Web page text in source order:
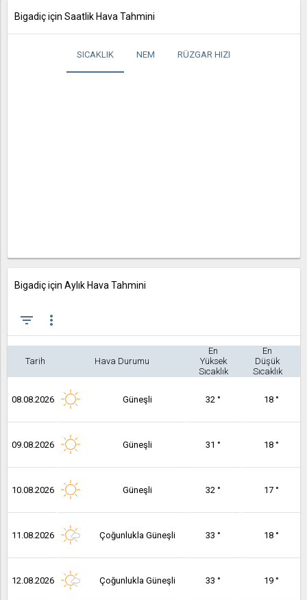
Bigadiç için Saatlik Hava Tahmini
SICAKLIK NEM RÜZGAR HIZI
Bigadiç için Aylık Hava Tahmini
filter_list more_vert
Tarih Hava Durumu
En
Yüksek
Sıcaklık
En
Düşük
Sıcaklık
08.08.2026 Güneşli 32 ° 18 °
09.08.2026 Güneşli 31 ° 18 °
10.08.2026 Güneşli 32 ° 17 °
11.08.2026 Çoğunlukla Güneşli 33 ° 18 °
12.08.2026 Çoğunlukla Güneşli 33 ° 19 °